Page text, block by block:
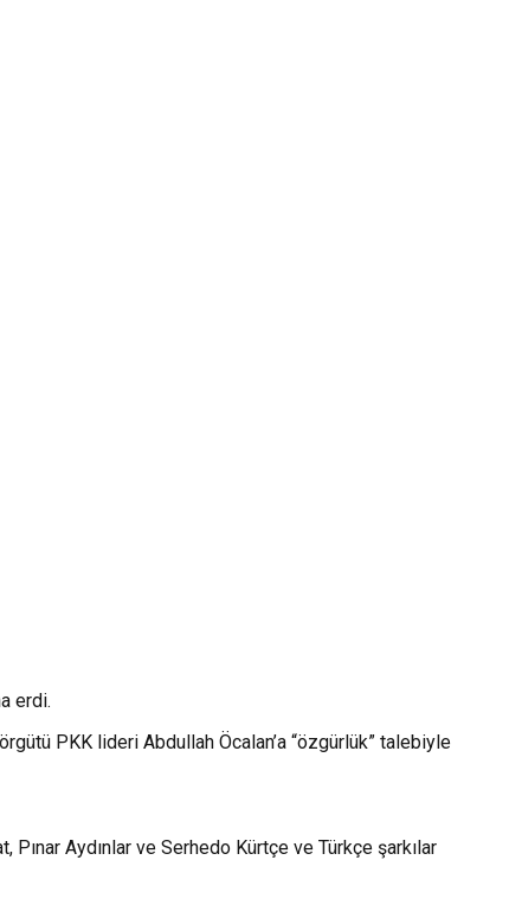
erdi.
PKK lideri Abdullah Öcalan’a “özgürlük” talebiyle
Pınar Aydınlar ve Serhedo Kürtçe ve Türkçe şarkılar